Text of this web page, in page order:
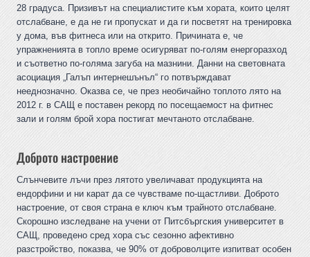
28 градуса. Призивът на специалистите към хората, които целят
отслабване, е да не ги пропускат и да ги посветят на тренировка
у дома, във фитнеса или на открито. Причината е, че
упражненията в топло време осигуряват по-голям енергоразход
и съответно по-голяма загуба на мазнини. Данни на световната
асоциация „Галъп интернешънъл“ го потвърждават
нееднозначно. Оказва се, че през необичайно топлото лято на
2012 г. в САЩ е поставен рекорд по посещаемост на фитнес
зали и голям брой хора постигат мечтаното отслабване.
Доброто настроение
Слънчевите лъчи през лятото увеличават продукцията на
ендорфини и ни карат да се чувстваме по-щастливи. Доброто
настроение, от своя страна е ключ към трайното отслабване.
Скорошно изследване на учени от Питсбъргския университет в
САЩ, проведено сред хора със сезонно афективно
разстройство, показва, че 90% от доброволците изпитват особен